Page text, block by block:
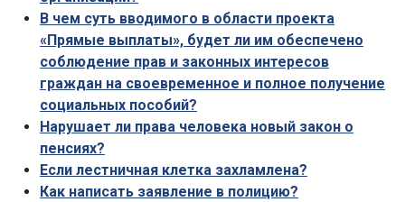
В чем суть вводимого в области проекта
«Прямые выплаты», будет ли им обеспечено
соблюдение прав и законных интересов
граждан на своевременное и полное получение
социальных пособий?
Нарушает ли права человека новый закон о
пенсиях?
Если лестничная клетка захламлена?
Как написать заявление в полицию?